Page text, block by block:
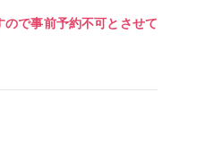
で事前予約不可とさせて